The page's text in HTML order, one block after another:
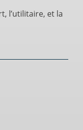
l’utilitaire, et la